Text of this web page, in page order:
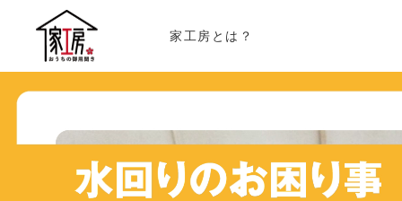
家工房とは？